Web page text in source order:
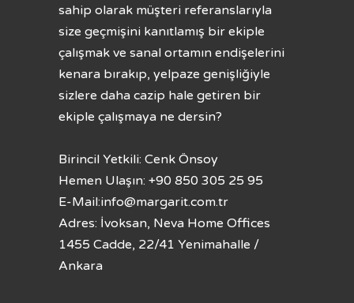
sahip olarak müşteri referanslarıyla
size geçmişini kanıtlamış bir ekiple
çalışmak ve sanal ortamın endişelerini
kenara bırakıp, yelpaze genişliğiyle
sizlere daha cazip hale getiren bir
ekiple çalışmaya ne dersin?
Birincil Yetkili: Cenk Önsoy
Hemen Ulaşın: +90 850 305 25 95
E-Mail:info@margarit.com.tr
Adres: İvoksan, Neva Home Offices
1455 Cadde, 22/41 Yenimahalle /
Ankara